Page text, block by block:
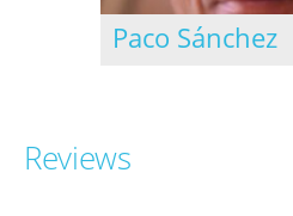
Paco Sánchez
Ubach quien le sugiere
conocer a Nil Hahoutoff
Reviews